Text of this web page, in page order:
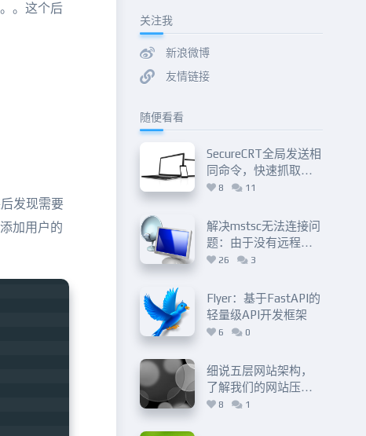
。这个后
发现需要
加用户的
关注我
新浪微博
友情链接
随便看看
SecureCRT全局发送相
同命令，快速抓取服
务器信息的方法
8 11
解决mstsc无法连接问
题：由于没有远程桌
面授权服务器可以提
26 3
Flyer：基于FastAPI的
轻量级API开发框架
6 0
细说五层网站架构，
了解我们的网站压力
究竟在哪里？
8 1